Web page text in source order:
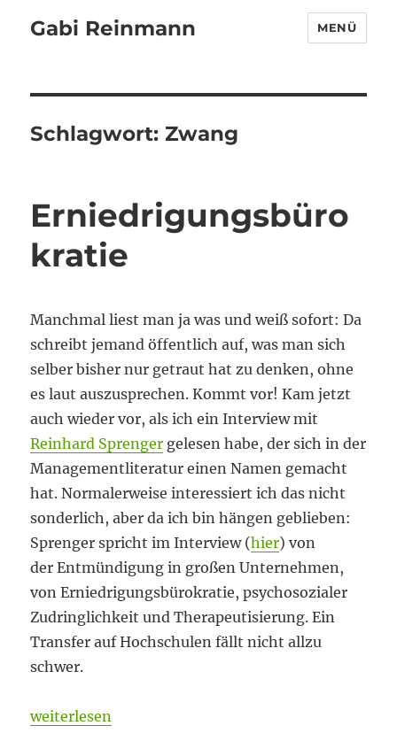
Gabi Reinmann MENÜ
Schlagwort:Zwang
Erniedrigungsbüro
kratie
Manchmal liest man ja was und weiß sofort: Da
schreibt jemand öffentlich auf, was man sich
selber bisher nur getraut hat zu denken, ohne
es laut auszusprechen. Kommt vor! Kam jetzt
auch wieder vor, als ich ein Interview mit
Reinhard Sprenger gelesen habe, der sich in der
Managementliteratur einen Namen gemacht
hat. Normalerweise interessiert ich das nicht
sonderlich, aber da ich bin hängen geblieben:
Sprenger spricht im Interview (hier) von
der Entmündigung in großen Unternehmen,
von Erniedrigungsbürokratie, psychosozialer
Zudringlichkeit und Therapeutisierung. Ein
Transfer auf Hochschulen fällt nicht allzu
schwer.
„Erniedrigungsbürokratie“
weiterlesen